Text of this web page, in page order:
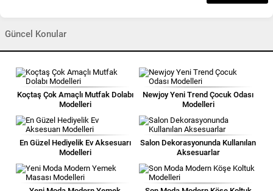
Güncel Konular
Koçtaş Çok Amaçlı Mutfak Dolabı
Modelleri
Newjoy Yeni Trend Çocuk Odası
Modelleri
En Güzel Hediyelik Ev Aksesuarı
Modelleri
Salon Dekorasyonunda Kullanılan
Aksesuarlar